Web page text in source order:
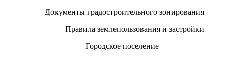
Документы градостроительного зонирования
Правила землепользования и застройки
Городское поселение